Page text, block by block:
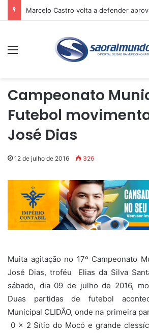
Menu
Campeonato
Futebol
José Dias
12 de julho de 2016 326
Muita agitação no 17º Campeonato
José Dias, troféu Elias da Silva
sábado, dia 09 de julho de 2016,
Duas partidas de futebol
Municipal CLIDÃO, onde na primeira
0 x 2 Sítio do Mocó e grande